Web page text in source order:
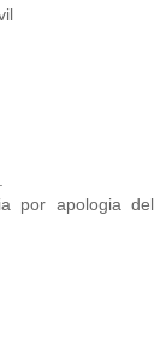
por apologia del